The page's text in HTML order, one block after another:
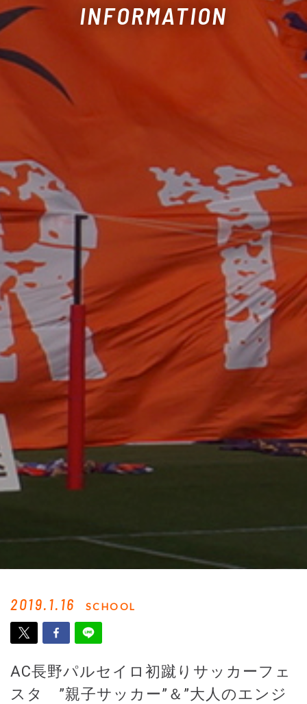
INFORMATION
2019.1.16 SCHOOL
AC長野パルセイロ初蹴りサッカーフェ
スタ ”親子サッカー”＆”大人のエンジ